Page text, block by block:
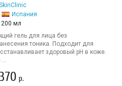
Испания
200 мл
гель для лица без
тоника. Подходит для
здоровый pH в коже.
р.